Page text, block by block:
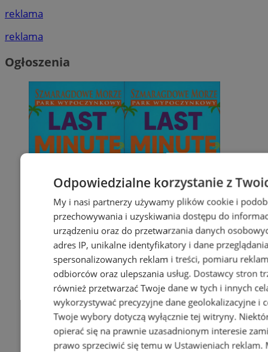
reklama
reklama
Ogłoszenia
Odpowiedzialne korzystanie z
My i nasi partnerzy używamy plików cookie i
przechowywania i uzyskiwania dostępu do
urządzeniu oraz do przetwarzania danych
adres IP, unikalne identyfikatory i dane
spersonalizowanych reklam i treści, pomiaru
odbiorców oraz ulepszania usług. Dostawcy stron
również przetwarzać Twoje dane w tych i innych
wykorzystywać precyzyjne dane geolokalizacyjne i
Twoje wybory dotyczą wyłącznie tej witryny.
opierać się na prawnie uzasadnionym interesie
prawo sprzeciwić się temu w Ustawieniach reklam.